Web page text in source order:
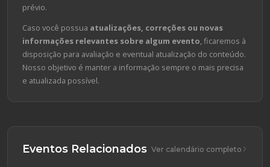
prévio.
Caso você possua atualizações, correções ou novas
informações relevantes sobre algum evento, ficaremos à
disposição para avaliação e eventual atualização do conteúdo.
Nosso objetivo é manter a informação sempre o mais precisa
e atualizada possível.
Eventos Relacionados Ver calendário completo